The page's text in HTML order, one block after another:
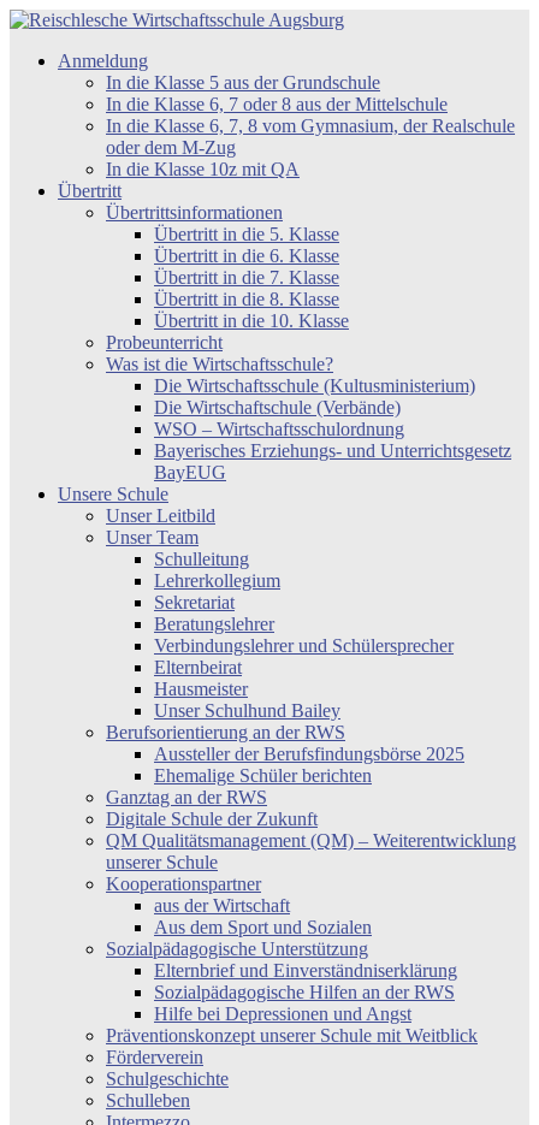
Zum
springen
Reischlesche
Wirtschaftsschule
Anmeldung
In die Klasse 5 aus der Grundschule
In die Klasse 6, 7 oder 8 aus der Mittelschule
In die Klasse 6, 7, 8 vom Gymnasium, der Realschule
oder dem M-Zug
In die Klasse 10z mit QA
Übertritt
Übertrittsinformationen
Übertritt in die 5. Klasse
Übertritt in die 6. Klasse
Übertritt in die 7. Klasse
Übertritt in die 8. Klasse
Übertritt in die 10. Klasse
Probeunterricht
Was ist die Wirtschaftsschule?
Die Wirtschaftsschule (Kultusministerium)
Die Wirtschaftschule (Verbände)
WSO – Wirtschaftsschulordnung
Bayerisches Erziehungs- und Unterrichtsgesetz
BayEUG
Unsere Schule
Unser Leitbild
Unser Team
Schulleitung
Lehrerkollegium
Sekretariat
Beratungslehrer
Verbindungslehrer und Schülersprecher
Elternbeirat
Hausmeister
Unser Schulhund Bailey
Berufsorientierung an der RWS
Aussteller der Berufsfindungsbörse 2025
Ehemalige Schüler berichten
Ganztag an der RWS
Digitale Schule der Zukunft
QM Qualitätsmanagement (QM) – Weiterentwicklung
unserer Schule
Kooperationspartner
aus der Wirtschaft
Aus dem Sport und Sozialen
Sozialpädagogische Unterstützung
Elternbrief und Einverständniserklärung
Sozialpädagogische Hilfen an der RWS
Hilfe bei Depressionen und Angst
Präventionskonzept unserer Schule mit Weitblick
Förderverein
Schulgeschichte
Schulleben